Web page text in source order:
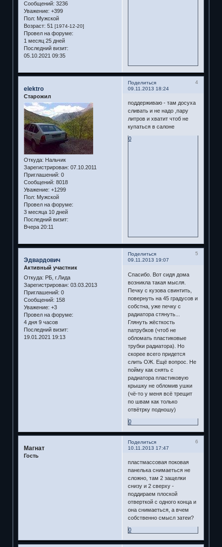
Сообщений: 3236
Уважение: +399
Пол: Мужской
Возраст: 51 [1974-12-20]
Провел на форуме:
1 месяц 25 дней
Последний визит:
05.10.2021 09:35
Поделиться
4
09.11.2013 18:24
elektro
Старожил
Откуда: Нальчик
Зарегистрирован: 07.10.2011
Приглашений: 0
Сообщений: 8018
Уважение: +1299
Пол: Мужской
Провел на форуме:
3 месяца 10 дней
Последний визит:
Вчера 20:11
поддерживаю - там досуха
сливать и не надо ,пару
литров и хватит чтоб не
купаться в салоне
0
Поделиться
5
09.11.2013 19:07
Эдвардович
Активный участник
Откуда: РБ, г.Лида
Зарегистрирован: 03.03.2013
Приглашений: 0
Сообщений: 158
Уважение: +3
Провел на форуме:
4 дня 9 часов
Последний визит:
19.01.2021 19:13
Спасибо. Вот сидя дома
возникла такая мысля.
Печку с кузова свинтить,
повернуть на 45 градусов и
собстна, уже печку с
радиатора стянуть...
Глянуть жёсткость
патрубков (чтоб не
обломать пластиковые
трубки радиатора). Но
скорее всего придется
слить ОЖ. Ещё вопрос. Не
пойму как снять с
радиатора пластиковую
крышку не обломив ушки
(чё-то у меня всё трещит
по швам как только
отвётрку подношу)
0
Поделиться
6
10.11.2013 17:47
Магнат
Гость
пластмассовая поковая
панелька снимаеться не
сложно, там 2 защелки
снизу и 2 сверху -
поддираем плоской
отверткой с одного конца и
она снимаеться, а вчем
собственно смысл затеи?
0